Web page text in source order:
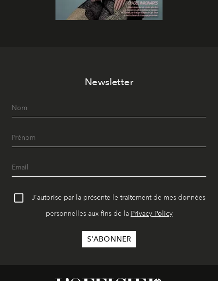
Newsletter
J'autorise par la présente le traitement de mes données
personnelles aux fins de la Privacy Policy